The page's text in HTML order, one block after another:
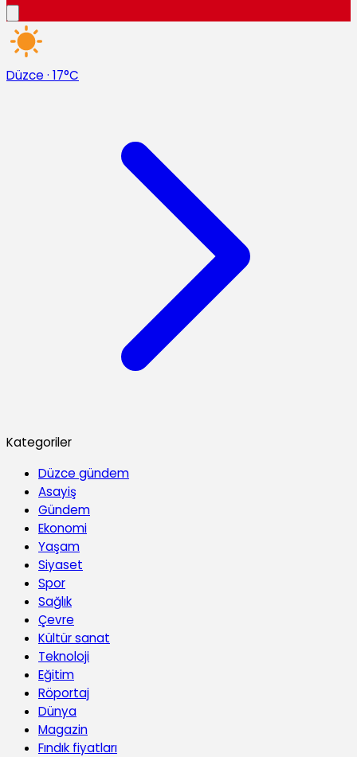
Düzce · 17°C
Kategoriler
Düzce gündem
Asayiş
Gündem
Ekonomi
Yaşam
Siyaset
Spor
Sağlık
Çevre
Kültür sanat
Teknoloji
Eğitim
Röportaj
Dünya
Magazin
Fındık fiyatları